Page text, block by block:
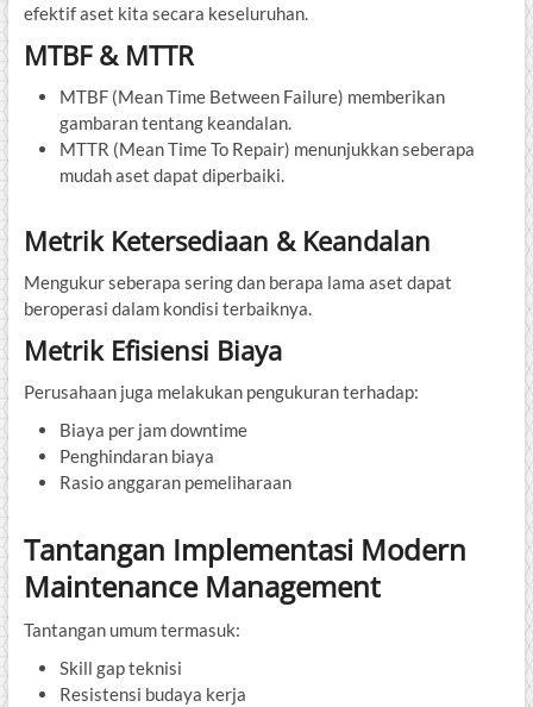
efektif aset kita secara keseluruhan.
MTBF & MTTR
MTBF (Mean Time Between Failure) memberikan
gambaran tentang keandalan.
MTTR (Mean Time To Repair) menunjukkan seberapa
mudah aset dapat diperbaiki.
Metrik Ketersediaan & Keandalan
Mengukur seberapa sering dan berapa lama aset dapat
beroperasi dalam kondisi terbaiknya.
Metrik Efisiensi Biaya
Perusahaan juga melakukan pengukuran terhadap:
Biaya per jam downtime
Penghindaran biaya
Rasio anggaran pemeliharaan
Tantangan Implementasi Modern
Maintenance Management
Tantangan umum termasuk:
Skill gap teknisi
Resistensi budaya kerja